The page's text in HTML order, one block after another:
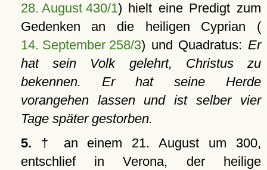
28. August 430/1) hielt eine Predigt zum
Gedenken an die heiligen Cyprian (
14. September 258/3) und Quadratus: Er
hat sein Volk gelehrt, Christus zu
bekennen. Er hat seine Herde
vorangehen lassen und ist selber vier
Tage später gestorben.
5. † an einem 21. August um 300,
entschlief in Verona, der heilige